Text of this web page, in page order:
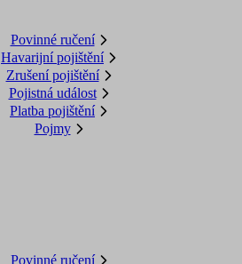
Povinné ručení
Havarijní pojištění
Zrušení pojištění
Pojistná událost
Platba pojištění
Pojmy
Povinné ručení